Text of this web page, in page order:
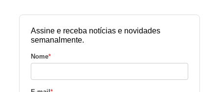
Assine e receba notícias e novidades
semanalmente.
Nome*